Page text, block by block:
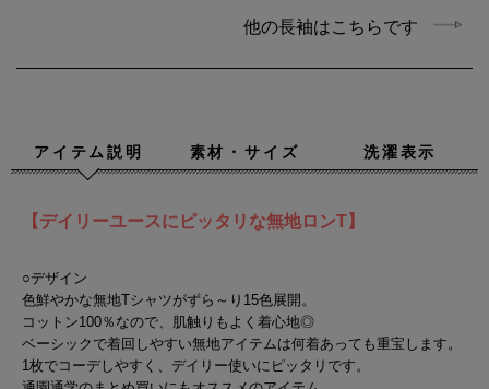
他の長袖はこちらです
アイテム説明 素材・サイズ 洗濯表示
【デイリーユースにピッタリな無地ロンT】
○デザイン
色鮮やかな無地Tシャツがずら～り15色展開。
コットン100％なので、肌触りもよく着心地◎
ベーシックで着回しやすい無地アイテムは何着あっても重宝します。
1枚でコーデしやすく、デイリー使いにピッタリです。